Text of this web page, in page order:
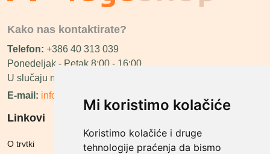
Mi koristimo kolačiće
Koristimo kolačiće i druge
tehnologije praćenja da bismo
Kako nas kontaktirate?
Telefon: +386 40 313 039
Ponedeljak - Petak 8:00 - 16:00
U slučaju neraspoloživosti ćemo vas nazvati.
E-mail: info@megashop.hr
Linkovi
O trvtki